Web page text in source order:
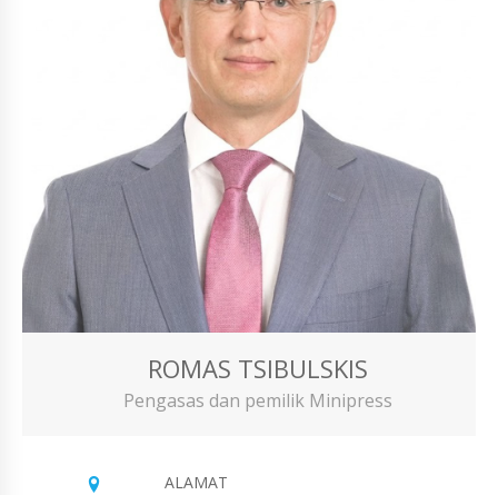
ROMAS TSIBULSKIS
Pengasas dan pemilik Minipress
ALAMAT